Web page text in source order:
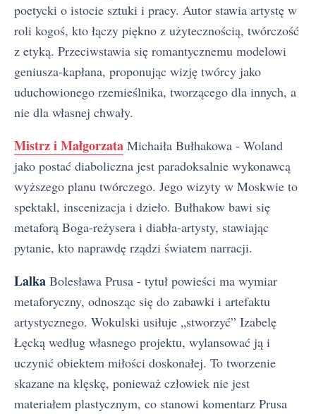
poetycki o istocie sztuki i pracy. Autor stawia artystę w
roli kogoś, kto łączy piękno z użytecznością, twórczość
z etyką. Przeciwstawia się romantycznemu modelowi
geniusza-kapłana, proponując wizję twórcy jako
uduchowionego rzemieślnika, tworzącego dla innych, a
nie dla własnej chwały.
Mistrz i Małgorzata Michaiła Bułhakowa - Woland
jako postać diaboliczna jest paradoksalnie wykonawcą
wyższego planu twórczego. Jego wizyty w Moskwie to
spektakl, inscenizacja i dzieło. Bułhakow bawi się
metaforą Boga-reżysera i diabła-artysty, stawiając
pytanie, kto naprawdę rządzi światem narracji.
Lalka Bolesława Prusa - tytuł powieści ma wymiar
metaforyczny, odnosząc się do zabawki i artefaktu
artystycznego. Wokulski usiłuje „stworzyć” Izabelę
Łęcką według własnego projektu, wylansować ją i
uczynić obiektem miłości doskonałej. To tworzenie
skazane na klęskę, ponieważ człowiek nie jest
materiałem plastycznym, co stanowi komentarz Prusa